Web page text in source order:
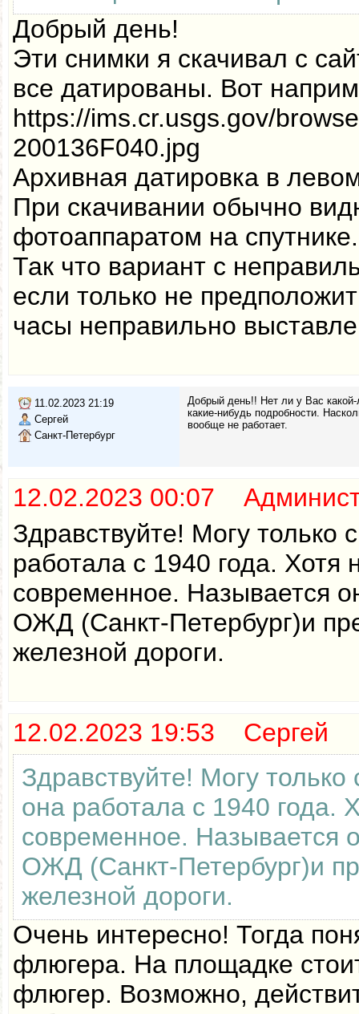
Добрый день!
Эти снимки я скачивал с
все датированы. Вот
https://ims.cr.usgs.gov/
200136F040.jpg
Архивная датировка в
При скачивании обычно
фотоаппаратом на спутнике.
Так что вариант с
если только не
часы неправильно
11.02.2023 21:19
Сергей
Санкт-Петербург
Добрый день!! Нет ли у Вас
какие-нибудь подробности.
вообще не работает.
12.02.2023 00:07
Здравствуйте! Могу только
работала с 1940 года.
современное. Называется
ОЖД (Санкт-Петербург)и
железной дороги.
12.02.2023 19:53 Сергей
Здравствуйте! Могу
она работала с 1940 года.
современное. Называется
ОЖД (Санкт-Петербург)и
железной дороги.
Очень интересно! Тогда
флюгера. На площадке
флюгер. Возможно,